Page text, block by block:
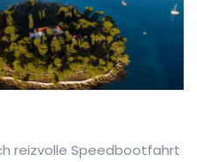
reizvolle Speedbootfahrt